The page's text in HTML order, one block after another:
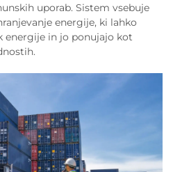
uporab. Sistem vsebuje
energije, ki lahko
energije in jo ponujajo kot